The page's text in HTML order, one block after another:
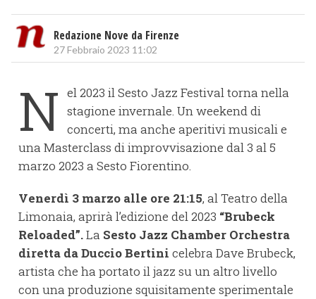
Redazione Nove da Firenze
27 Febbraio 2023 11:02
N el 2023 il Sesto Jazz Festival torna nella
stagione invernale. Un weekend di
concerti, ma anche aperitivi musicali e
una Masterclass di improvvisazione dal 3 al 5
marzo 2023 a Sesto Fiorentino.
Venerdì 3 marzo alle ore 21:15, al Teatro della
Limonaia, aprirà l’edizione del 2023 “Brubeck
Reloaded”.La Sesto Jazz Chamber Orchestra
diretta da Duccio Bertini celebra Dave Brubeck,
artista che ha portato il jazz su un altro livello
con una produzione squisitamente sperimentale